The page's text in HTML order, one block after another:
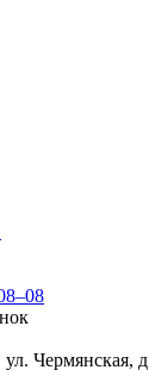
Чермянская,